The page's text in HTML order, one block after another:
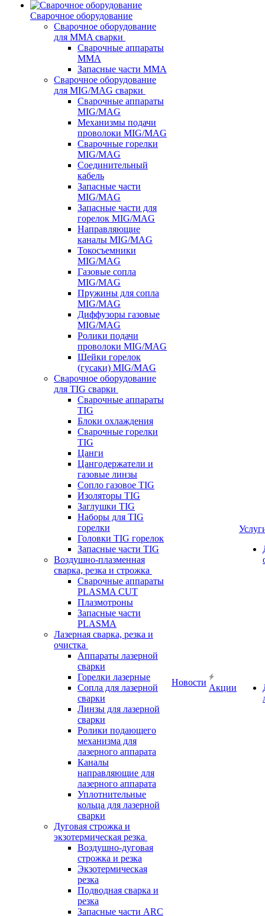
Сварочное оборудование
Сварочное оборудование
для MMA сварки
Сварочные аппараты
MMA
Запасные части MMA
Сварочное оборудование
для MIG/MAG сварки
Сварочные аппараты
MIG/MAG
Механизмы подачи
проволоки MIG/MAG
Сварочные горелки
MIG/MAG
Соединительный
кабель
Запасные части
MIG/MAG
Запасные части для
горелок MIG/MAG
Направляющие
каналы MIG/MAG
Токосъемники
MIG/MAG
Газовые сопла
MIG/MAG
Пружины для сопла
MIG/MAG
Диффузоры газовые
MIG/MAG
Ролики подачи
проволоки MIG/MAG
Шейки горелок
(гусаки) MIG/MAG
Сварочное оборудование
для TIG сварки
Сварочные аппараты
TIG
Блоки охлаждения
Сварочные горелки
TIG
Цанги
Цангодержатели и
газовые линзы
Сопло газовое TIG
Изоляторы TIG
Заглушки TIG
Наборы для TIG
горелки
Головки TIG горелок
Запасные части TIG
Воздушно-плазменная
сварка, резка и строжка
Сварочные аппараты
PLASMA CUT
Плазмотроны
Запасные части
PLASMA
Лазерная сварка, резка и
очистка
Аппараты лазерной
сварки
Горелки лазерные
Сопла для лазерной
сварки
Линзы для лазерной
сварки
Ролики подающего
механизма для
лазерного аппарата
Каналы
направляющие для
лазерного аппарата
Уплотнительные
кольца для лазерной
сварки
Дуговая строжка и
экзотермическая резка
Воздушно-дуговая
строжка и резка
Экзотермическая
резка
Подводная сварка и
резка
Запасные части ARC
Новости
Акции